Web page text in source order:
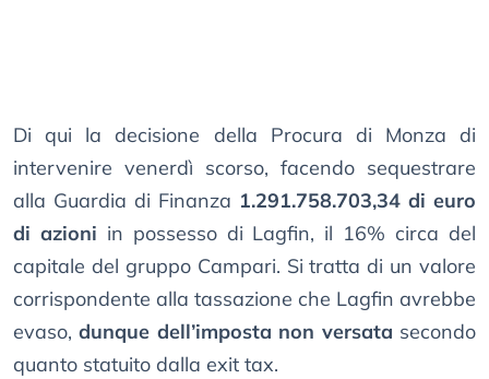
Di qui la decisione della Procura di Monza di
intervenire venerdì scorso, facendo sequestrare
alla Guardia di Finanza 1.291.758.703,34 di euro
di azioni in possesso di Lagfin, il 16% circa del
capitale del gruppo Campari. Si tratta di un valore
corrispondente alla tassazione che Lagfin avrebbe
evaso,dunque dell’imposta non versata secondo
quanto statuito dalla exit tax.